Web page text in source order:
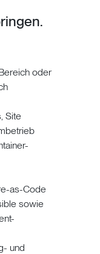
oder
Site
as-Code
sowie
und